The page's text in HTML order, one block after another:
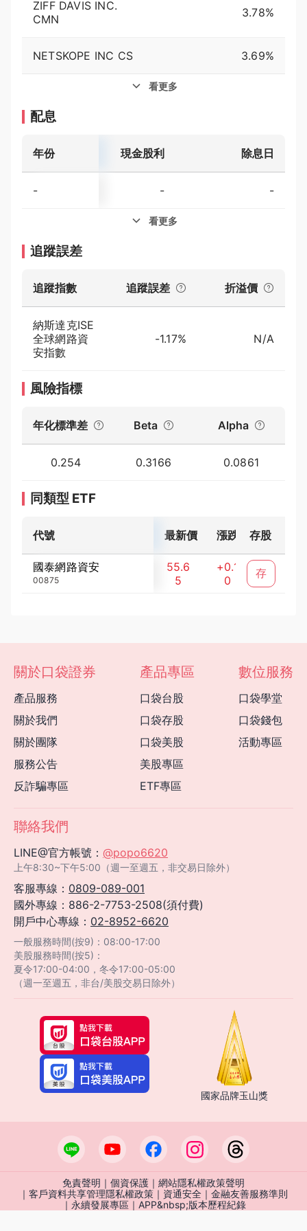
客服中心智能客服
ZIFF DAVIS INC.
CMN
3.78%
NETSKOPE INC CS 3.69%
看更多
配息
年份 現金股利 除息日
- - -
看更多
追蹤誤差
追蹤指數 追蹤誤差 折溢價
納斯達克ISE
全球網路資
安指數
-1.17% N/A
風險指標
年化標準差 Beta Alpha
0.254 0.3166 0.0861
同類型 ETF
代號 最新價 漲跌 漲跌幅
存股
國泰網路資安
00875
55.6
5
+0.1
0
+0.1
8
存
關於口袋證券
產品服務
關於我們
關於團隊
服務公告
反詐騙專區
產品專區
口袋台股
口袋存股
口袋美股
美股專區
ETF專區
數位服務
口袋學堂
口袋錢包
活動專區
聯絡我們
LINE@官方帳號： @popo6620
上午8:30~下午5:00（週一至週五，非交易日除外）
客服專線： 0809-089-001
國外專線：886-2-7753-2508(須付費)
開戶中心專線： 02-8952-6620
一般服務時間(按9)：08:00-17:00
美股服務時間(按5)：
夏令17:00-04:00，冬令17:00-05:00
（週一至週五，非台/美股交易日除外）
國家品牌玉山獎
免責聲明 ｜ 個資保護 ｜ 網站隱私權政策聲明
｜ 客戶資料共享管理隱私權政策 ｜ 資通安全 ｜ 金融友善服務準則
｜ 永續發展專區｜ APP&nbsp;版本歷程紀錄